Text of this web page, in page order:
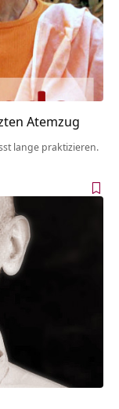
Atemzug
lange praktizieren.